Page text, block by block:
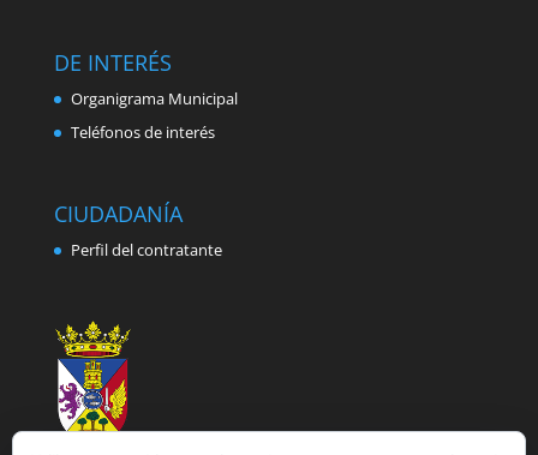
DE INTERÉS
Organigrama Municipal
Teléfonos de interés
CIUDADANÍA
Perfil del contratante